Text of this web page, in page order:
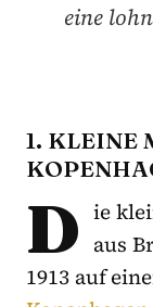
eine
1. KLEINE
D ie
aus
1913 auf